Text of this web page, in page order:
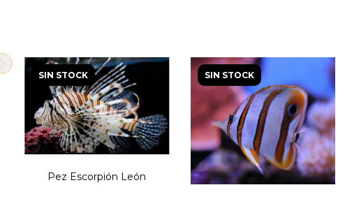
SIN STOCK
Pez Escorpión León
SIN STOCK